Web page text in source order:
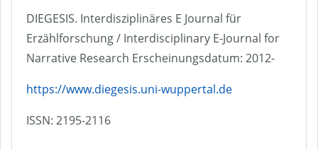
DIEGESIS. Interdisziplinäres E Journal für
Erzählforschung / Interdisciplinary E-Journal for
Narrative Research Erscheinungsdatum: 2012-
https://www.diegesis.uni-wuppertal.de
ISSN: 2195-2116